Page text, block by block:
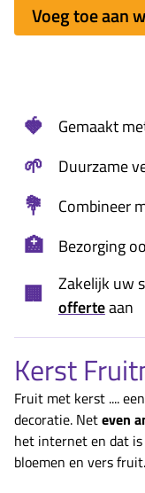
Voeg toe aan
🍓 Gemaakt
🌱 Duurzame
💐 Combineer
🏥 Bezorging
🏢
Zakelijk uw
offerteaan
Kerst
Fruit met kerst ....
decoratie. Neteven
het internet en dat is
bloemen en vers fruit.